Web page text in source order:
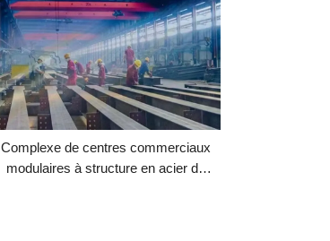
Complexe de centres commerciaux
modulaires à structure en acier de